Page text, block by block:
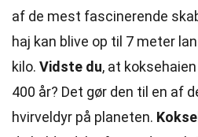
af de mest fascinerende
haj kan blive op til 7 meter
kilo. Vidste du, at
400 år? Det gør den til en af
hvirveldyr på planeten.